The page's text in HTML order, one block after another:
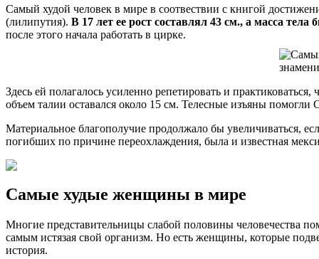
Самый худой человек в мире в соотвествии с книгой
(лилипутия). В 17 лет ее рост составлял 43 см., а масса тела
после этого начала работать в цирке.
Здесь ей полагалось усиленно репетировать и
объем талии оставался около 15 см. Телесные изъяны помогли
Материальное благополучие продолжало бы увеличиваться,
погибших по причине переохлаждения, была и известная
Самые худые женщины в мире
Многие представительницы слабой половины человечества
самым истязая свой организм. Но есть женщины, которые
история.